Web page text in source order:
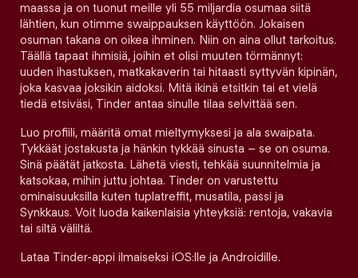
maassa ja on tuonut meille yli 55 miljardia osumaa siitä
lähtien, kun otimme swaippauksen käyttöön. Jokaisen
osuman takana on oikea ihminen. Niin on aina ollut tarkoitus.
Täällä tapaat ihmisiä, joihin et olisi muuten törmännyt:
uuden ihastuksen, matkakaverin tai hitaasti syttyvän kipinän,
joka kasvaa joksikin aidoksi. Mitä ikinä etsitkin tai et vielä
tiedä etsiväsi, Tinder antaa sinulle tilaa selvittää sen.
Luo profiili, määritä omat mieltymyksesi ja ala swaipata.
Tykkäät jostakusta ja hänkin tykkää sinusta – se on osuma.
Sinä päätät jatkosta. Lähetä viesti, tehkää suunnitelmia ja
katsokaa, mihin juttu johtaa. Tinder on varustettu
ominaisuuksilla kuten tuplatreffit, musatila, passi ja
Synkkaus. Voit luoda kaikenlaisia yhteyksiä: rentoja, vakavia
tai siltä väliltä.
Lataa Tinder-appi ilmaiseksi iOS:lle ja Androidille.